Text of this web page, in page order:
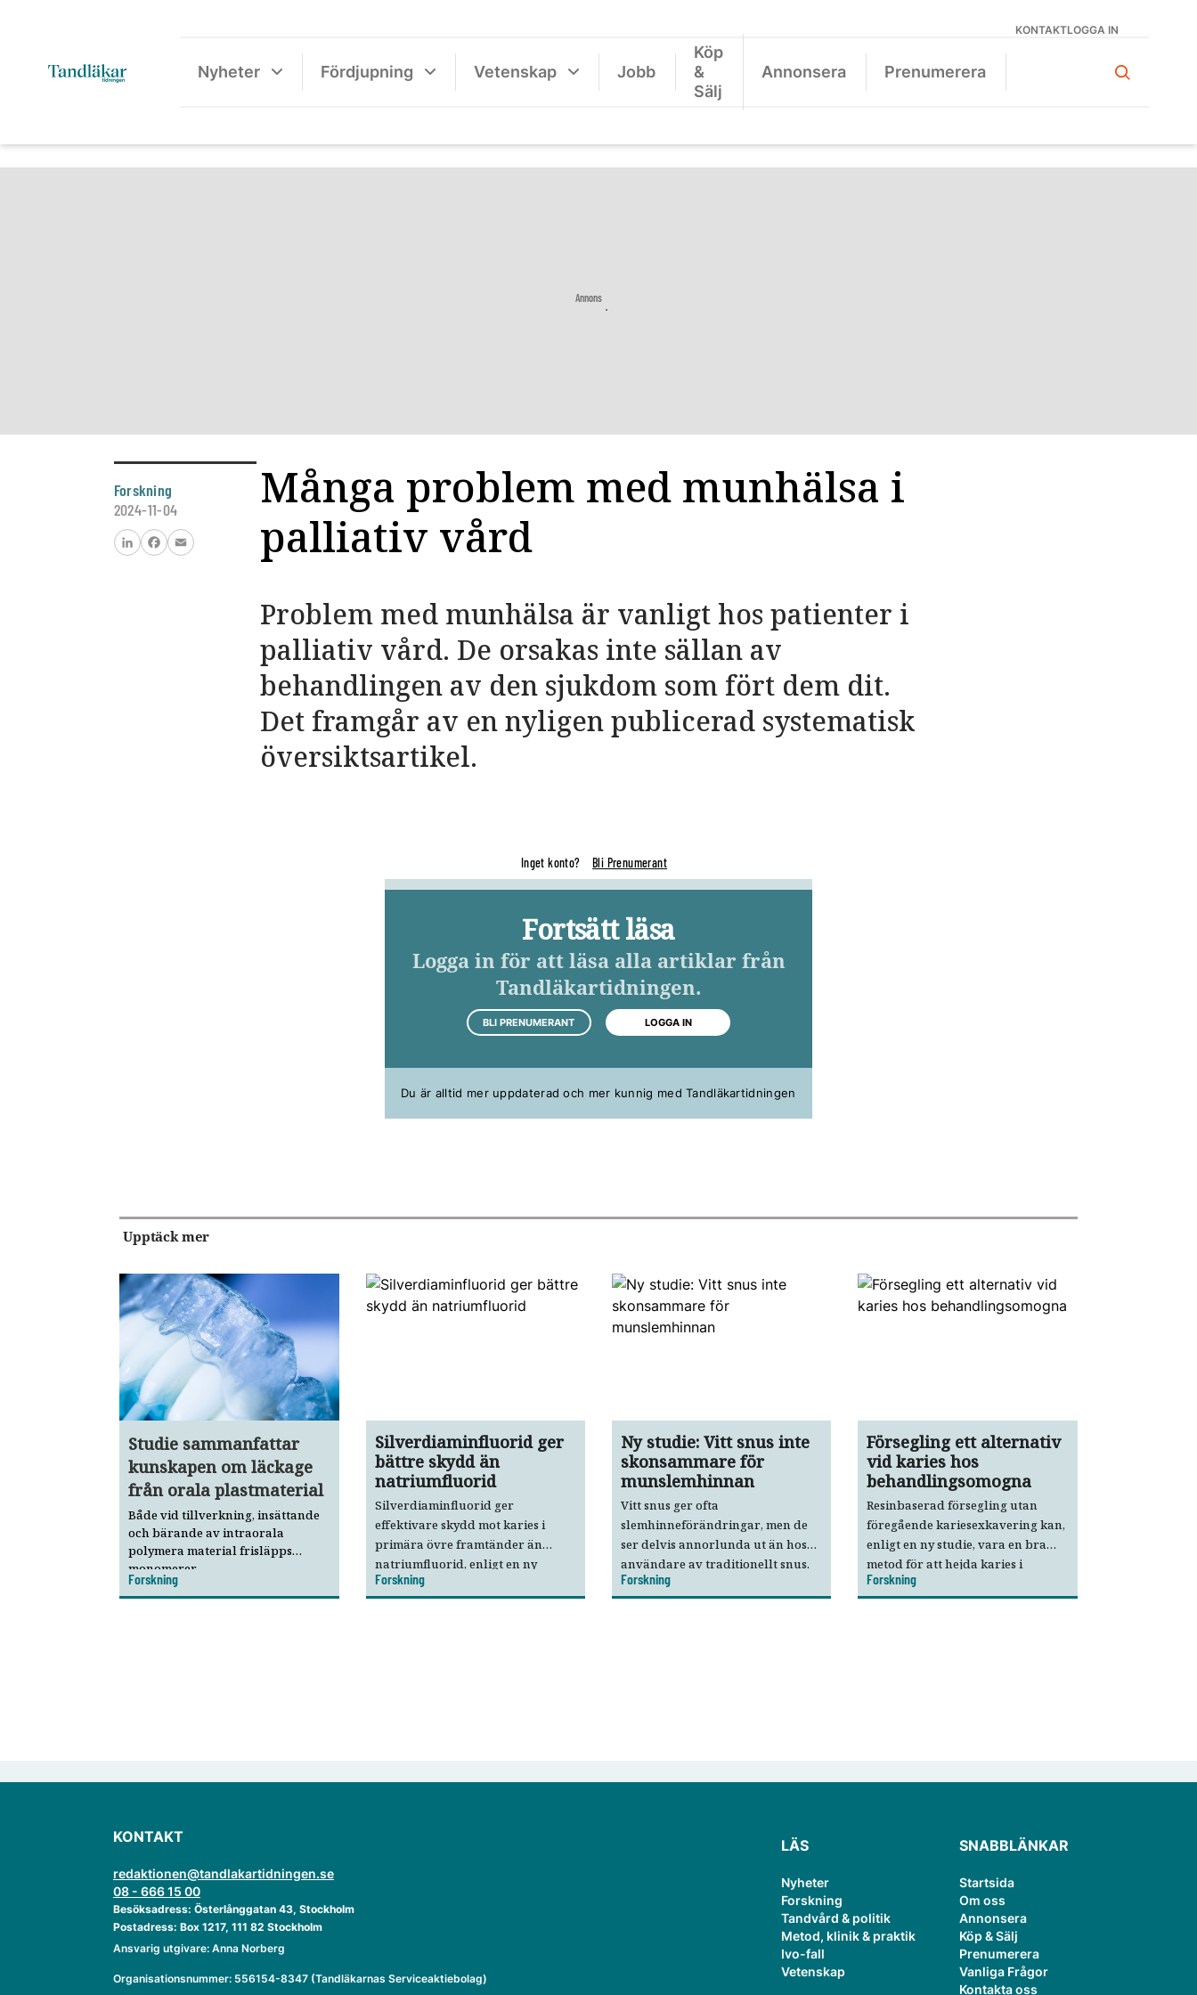
KONTAKTLOGGA IN
Nyheter Fördjupning Vetenskap Jobb
Köp
&
Sälj
Annonsera Prenumerera
Annons
Forskning
2024-11-04
FacebookEmail
Många problem med munhälsa i
palliativ vård
Problem med munhälsa är vanligt hos patienter i
palliativ vård. De orsakas inte sällan av
behandlingen av den sjukdom som fört dem dit.
Det framgår av en nyligen publicerad systematisk
översiktsartikel.
Inget konto? Bli Prenumerant
Fortsätt läsa
Logga in för att läsa alla artiklar från
Tandläkartidningen.
BLI PRENUMERANT LOGGA IN
Du är alltid mer uppdaterad och mer kunnig med Tandläkartidningen
Upptäck mer
Studie sammanfattar
kunskapen om läckage
från orala plastmaterial
Både vid tillverkning, insättande
och bärande av intraorala
polymera material frisläpps
monomerer,
nedbrytningsprodukter samt
nano- och mikropartiklar.
Forskning
Silverdiaminfluorid ger
bättre skydd än
natriumfluorid
Silverdiaminfluorid ger
effektivare skydd mot karies i
primära övre framtänder än
natriumfluorid, enligt en ny
kinesisk studie.
Forskning
Ny studie: Vitt snus inte
skonsammare för
munslemhinnan
Vitt snus ger ofta
slemhinneförändringar, men de
ser delvis annorlunda ut än hos
användare av traditionellt snus.
Det visar den första svenska
kliniska jämförelsen mellan vitt
Forskning
Försegling ett alternativ
vid karies hos
behandlingsomogna
Resinbaserad försegling utan
föregående kariesexkavering kan,
enligt en ny studie, vara en bra
metod för att hejda karies i
primära molarer hos
behandlings­omogna barn.
Forskning
KONTAKT
redaktionen@tandlakartidningen.se
08 - 666 15 00
Besöksadress: Österlånggatan 43, Stockholm
Postadress: Box 1217, 111 82 Stockholm
Ansvarig utgivare: Anna Norberg
Organisationsnummer: 556154-8347 (Tandläkarnas Serviceaktiebolag)
LÄS
Nyheter
Forskning
Tandvård & politik
Metod, klinik & praktik
Ivo-fall
Vetenskap
SNABBLÄNKAR
Startsida
Om oss
Annonsera
Köp & Sälj
Prenumerera
Vanliga Frågor
Kontakta oss